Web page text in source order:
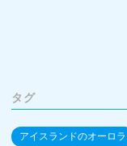
タグ
アイスランドのオーロラ